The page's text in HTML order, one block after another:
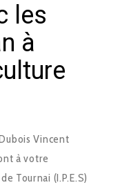
les
à
Vincent
à votre
Tournai (I.P.E.S)